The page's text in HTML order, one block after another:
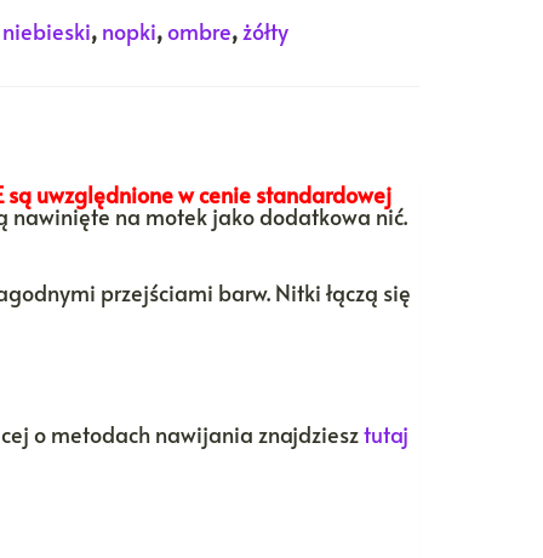
niebieski, nopki,ombre,żółty
są uwzględnione w cenie standardowej
na motek jako dodatkowa nić.
przejściami barw. Nitki łączą się
o metodach nawijania znajdziesztutaj